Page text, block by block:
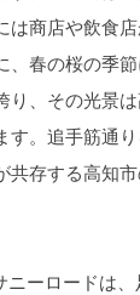
は商店や飲食
、春の桜の季
り、その光景
す。追手筋通
共存する高知
ーロードは